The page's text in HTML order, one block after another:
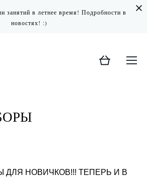
занятий в летнее время! Подробности в
новостях! :)
НОВИЧКОВ!!! ТЕПЕРЬ И В